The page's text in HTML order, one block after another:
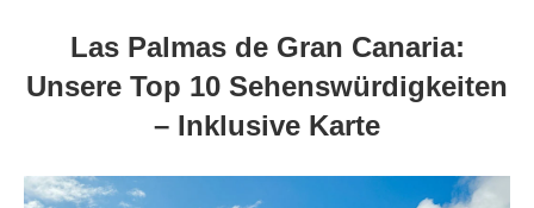
Las Palmas de Gran Canaria:
Unsere Top 10 Sehenswürdigkeiten
– Inklusive Karte